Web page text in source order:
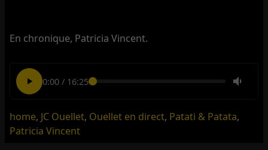
En chronique, Patricia Vincent.
0:00/ 16:25
home, JC Ouellet, Ouellet en direct, Patati & Patata,
Patricia Vincent